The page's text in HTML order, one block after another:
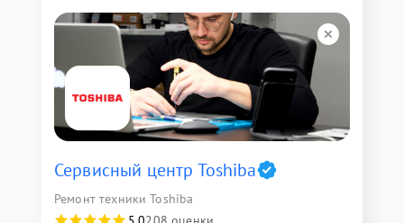
Сервисный центр Toshiba
Ремонт техники Toshiba